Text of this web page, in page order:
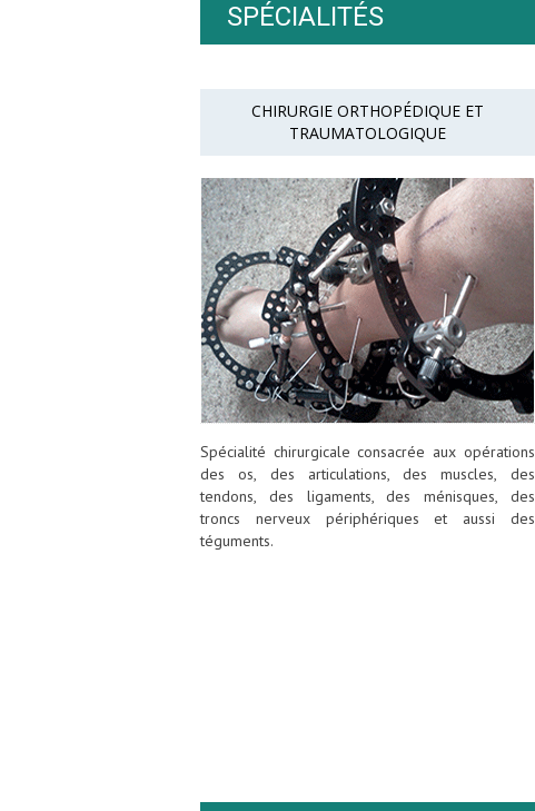
SPÉCIALITÉS
CHIRURGIE ORTHOPÉDIQUE ET
TRAUMATOLOGIQUE
Spécialité chirurgicale consacrée aux opérations
des os, des articulations, des muscles, des
tendons, des ligaments, des ménisques, des
troncs nerveux périphériques et aussi des
téguments.